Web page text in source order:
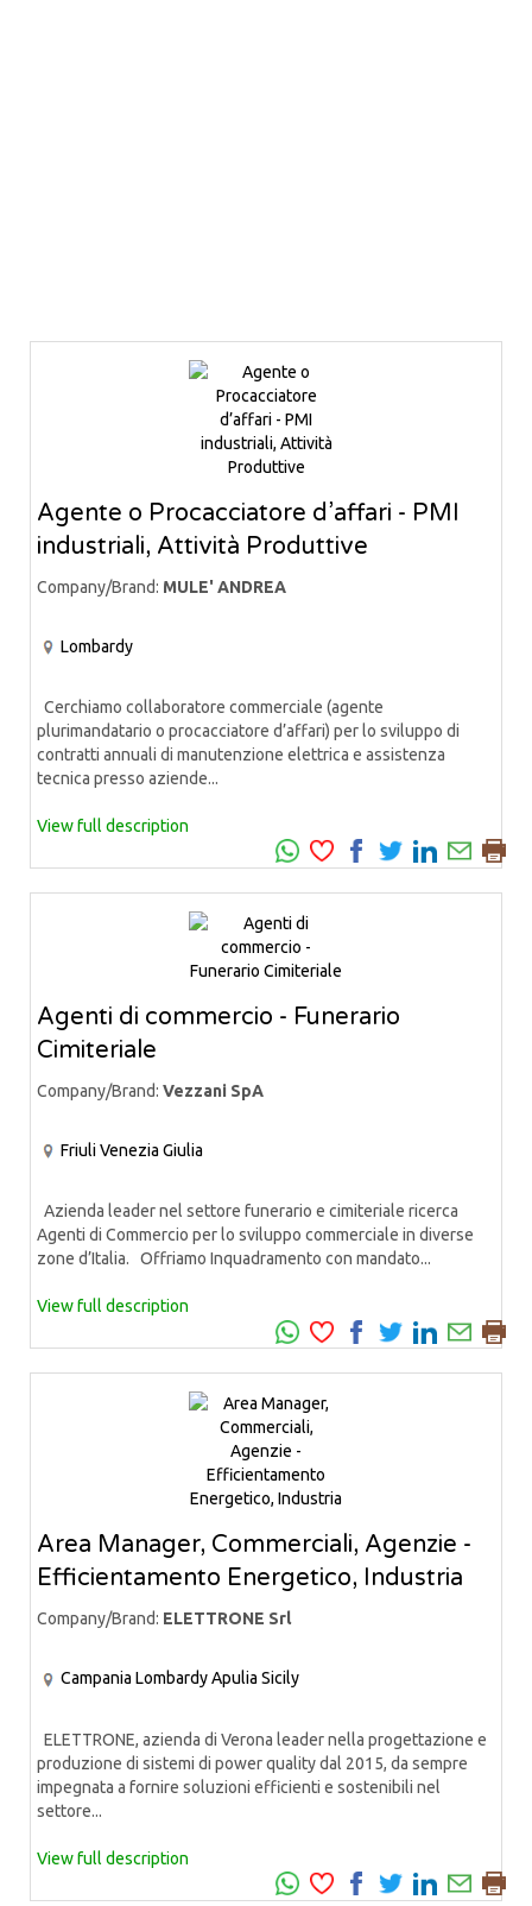
Agente o Procacciatore d’affari - PMI
industriali, Attività Produttive
Company/Brand: MULE' ANDREA
Lombardy
Cerchiamo collaboratore commerciale (agente
plurimandatario o procacciatore d’affari) per lo sviluppo di
contratti annuali di manutenzione elettrica e assistenza
tecnica presso aziende...
View full description
Agenti di commercio - Funerario
Cimiteriale
Company/Brand: Vezzani SpA
Friuli Venezia Giulia
Azienda leader nel settore funerario e cimiteriale ricerca
Agenti di Commercio per lo sviluppo commerciale in diverse
zone d’Italia. Offriamo Inquadramento con mandato...
View full description
Area Manager, Commerciali, Agenzie -
Efficientamento Energetico, Industria
Company/Brand: ELETTRONE Srl
Campania LombardyApulia Sicily
ELETTRONE, azienda di Verona leader nella progettazione e
produzione di sistemi di power quality dal 2015, da sempre
impegnata a fornire soluzioni efficienti e sostenibili nel
settore...
View full description